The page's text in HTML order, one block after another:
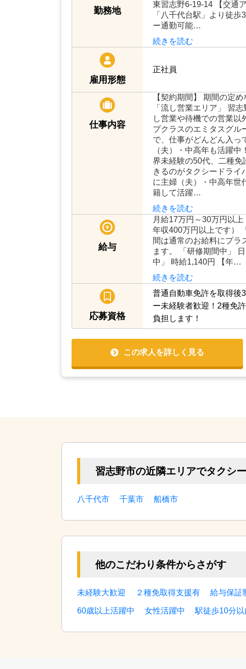
勤務地
東習志野6-19-14 【交通
「八千代台駅」より徒
ー通勤可能…
続きを読む
雇用形態
正社員
仕事内容
【契約期間】 期間の定
「流し営業エリア」 習
し営業や待機での営業以
プクラスのエミタスグル
で、仕事がどんどん入っ
（夫）・中高年も活躍
界未経験の50代、二種免
きるのがタクシードライ
に主婦（夫）・中高年世
籍して活躍…
続きを読む
給与
月給17万円～30万円以
年収400万円以上です）
間は通常のお給料にプラ
ます。 「研修期間中」
中」 時給1,140円 【年…
続きを読む
応募資格
普通自動車免許を取得後
ー未経験者歓迎！2種免
負担します！
この求人を詳しく見る
習志野市の近隣エリアでタクシ
八千代市 千葉市 船橋市
他のこだわり条件からさがす
未経験大歓迎 ２種免取得支援有 給与保証
60歳以上活躍中 女性活躍中 駅徒歩10分以